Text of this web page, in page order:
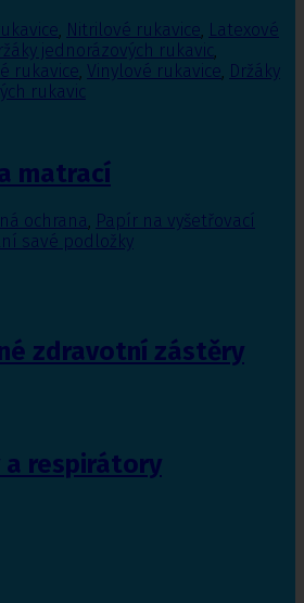
, Nitrilové rukavice, Latexové
jednorázových rukavic,
rukavice, Vinylové rukavice, Držáky
rukavic
matrací
ochrana, Papír na vyšetřovací
savé podložky
zdravotní zástěry
a respirátory